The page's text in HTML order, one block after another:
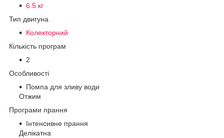
6.5 кг
Тип двигуна
Колекторний
Кількість програм
2
Особливості
Помпа для зливу води
Отжим
Програми прання
Інтенсивне прання
Делікатна